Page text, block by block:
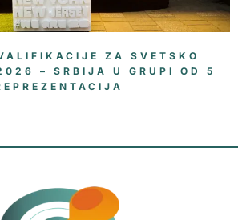
ZA SVETSKO
– SRBIJA U GRUPI OD 5